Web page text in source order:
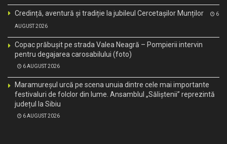
Credință, aventură și tradiție la jubileul Cercetașilor Munților 6
AUGUST 2026
Copac prăbușit pe strada Valea Neagră – Pompierii intervin
pentru degajarea carosabilului (foto)
6 AUGUST 2026
Maramureșul urcă pe scena unuia dintre cele mai importante
festivaluri de folclor din lume. Ansamblul „Săliștenii” reprezintă
județul la Sibiu
6 AUGUST 2026